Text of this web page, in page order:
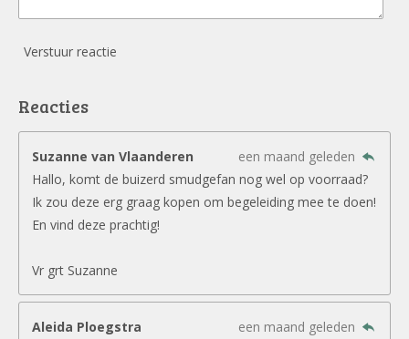
Verstuur reactie
Reacties
Suzanne van Vlaanderen
een maand geleden
Hallo, komt de buizerd smudgefan nog wel op voorraad?
Ik zou deze erg graag kopen om begeleiding mee te doen!
En vind deze prachtig!
Vr grt Suzanne
Aleida Ploegstra
een maand geleden